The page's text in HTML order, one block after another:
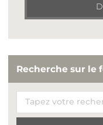
Recherche sur le